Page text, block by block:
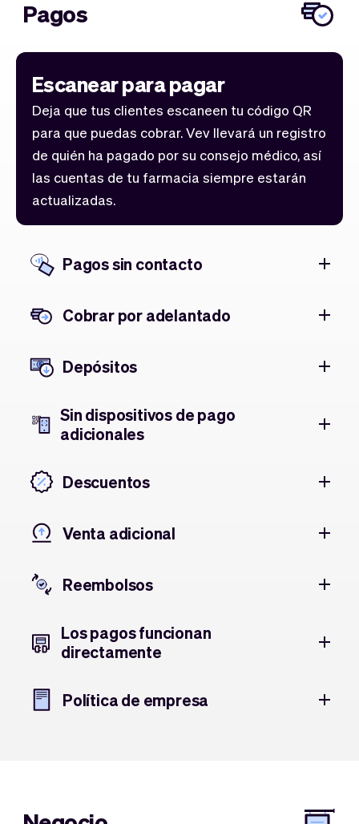
Pagos
Escanear para pagar
Deja que tus clientes escaneen tu código QR
para que puedas cobrar. Vev llevará un registro
de quién ha pagado por su consejo médico, así
las cuentas de tu farmacia siempre estarán
actualizadas.
Pagos sin contacto
Cobrar por adelantado
Depósitos
Sin dispositivos de pago
adicionales
Descuentos
Venta adicional
Reembolsos
Los pagos funcionan
directamente
Política de empresa